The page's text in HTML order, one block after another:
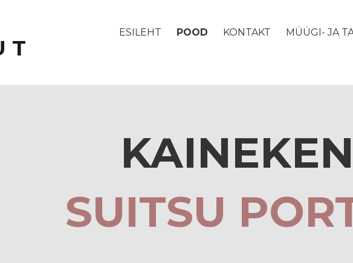
T
ESILEHT POOD KONTAKT MÜÜGI- JA
KAINEKEN
SUITSU